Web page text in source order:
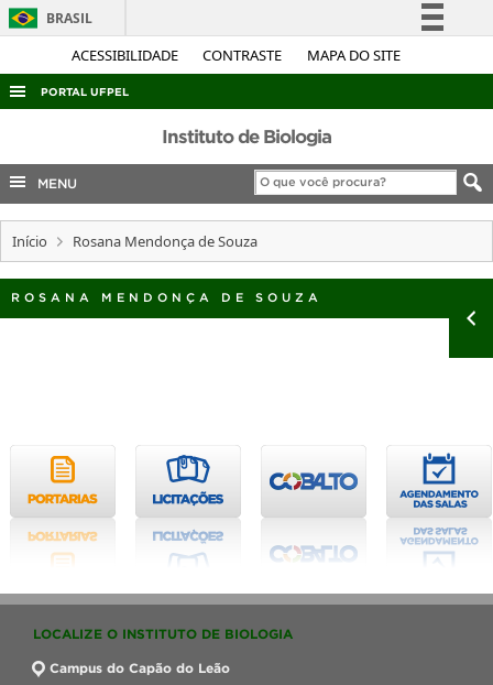
ACESSIBILIDADE CONTRASTE MAPA DO SITE
BRASIL
Simplifique!
Acesso à informação
Legislação
Canais
PORTAL UFPEL
ACESSO À INFORMAÇÃO
AUDITORIA
COBALTO
CONCURSOS
EDITAIS
INTERNACIONAL
Instituto de Biologia
MENU
Início Rosana Mendonça de Souza
ROSANA MENDONÇA DE SOUZA
LOCALIZE O INSTITUTO DE BIOLOGIA
Campus do Capão do Leão